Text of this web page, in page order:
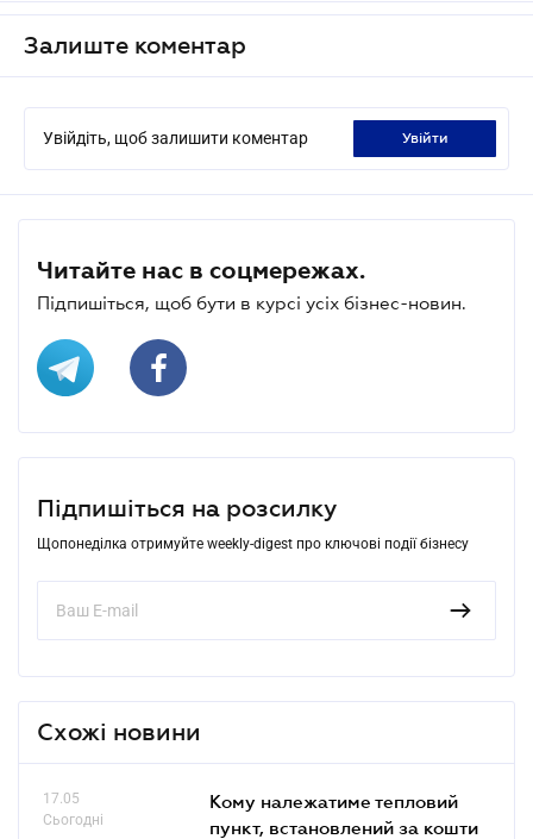
Залиште коментар
Увійдіть, щоб залишити коментар увійти
Читайте нас в соцмережах.
Підпишіться, щоб бути в курсі усіх бізнес-новин.
Підпишіться на розсилку
Щопонеділка отримуйте weekly-digest про ключові події бізнесу
Схожі новини
17.05
Сьогодні
Кому належатиме тепловий
пункт, встановлений за кошти